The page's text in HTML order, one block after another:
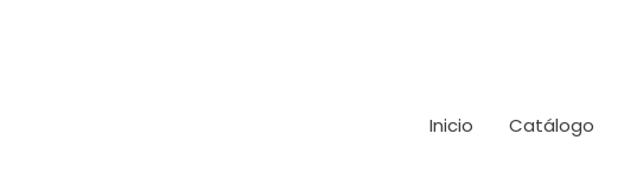
Inicio
Catálogo